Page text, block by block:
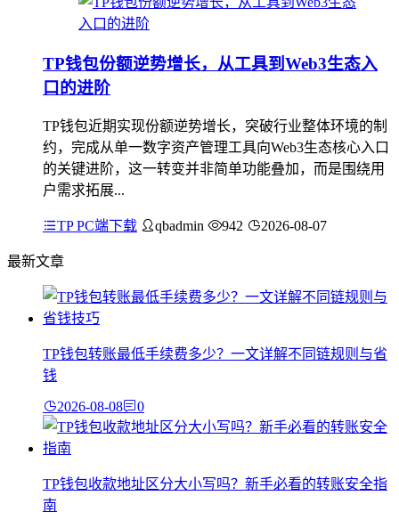
TP钱包份额逆势增长，从工具到Web3生态入
口的进阶
TP钱包近期实现份额逆势增长，突破行业整体环境的制
约，完成从单一数字资产管理工具向Web3生态核心入口
的关键进阶，这一转变并非简单功能叠加，而是围绕用
户需求拓展...
TP PC端下载 qbadmin 942 2026-08-07
最新文章
TP钱包转账最低手续费多少？一文详解不同链规则与省
钱
2026-08-08 0
TP钱包收款地址区分大小写吗？新手必看的转账安全指
南